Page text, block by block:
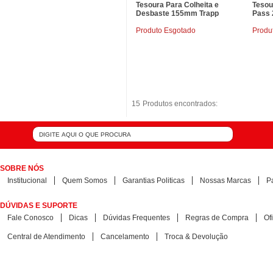
Produtos encontrados:
15
Tesoura Para Colheita e
Desbaste 155mm Trapp
Produto Esgotado
Pass
Produtos encontrados:
15
SOBRE NÓS
Institucional
Quem Somos Garantias Politicas Nossas Marcas
DÚVIDAS E SUPORTE
Fale Conosco
Dicas Dúvidas Frequentes Regras de Compra
Central de Atendimento Cancelamento Troca & Devolução